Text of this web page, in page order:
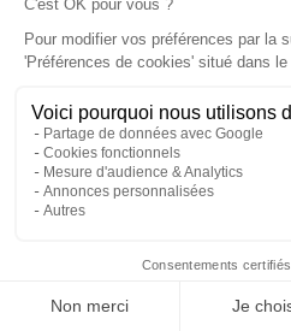
TROUVEZUN
PRÈS DE CHEZ
260professionnels de
et de fourgons référencés
Explorer la carte